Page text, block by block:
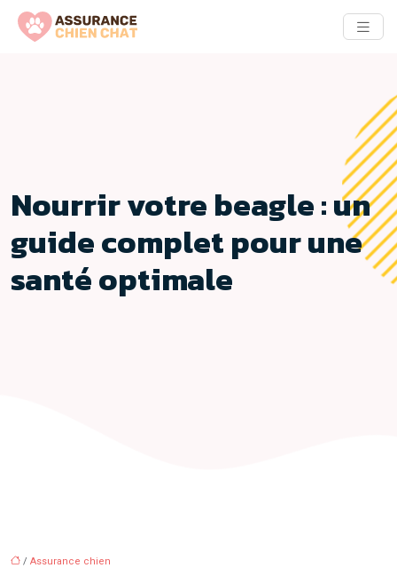
Nourrir votre beagle : un
guide complet pour une
santé optimale
/ Assurance chien